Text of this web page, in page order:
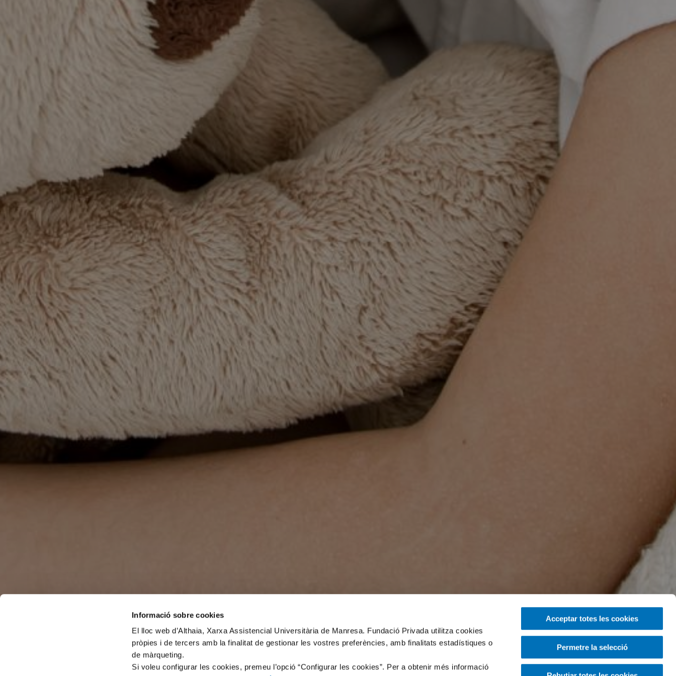
Informació sobre cookies
El lloc web d’Althaia, Xarxa Assistencial Universitària de Manresa. Fundació Privada utilitza cookies
pròpies i de tercers amb la finalitat de gestionar les vostres preferències, amb finalitats estadístiques o
de màrqueting.
Si voleu configurar les cookies, premeu l’opció “Configurar les cookies”. Per a obtenir més informació
Acceptar totes les cookies
Permetre la selecció